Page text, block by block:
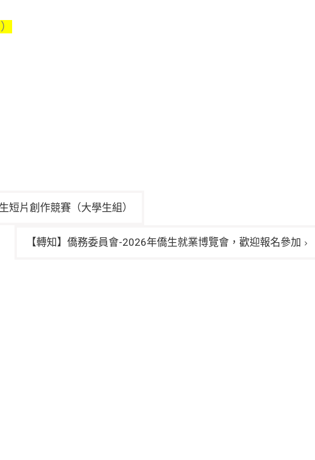
短片創作競賽（大學生組）
【轉知】僑務委員會-2026年僑生就業博覽會，歡迎報名參加